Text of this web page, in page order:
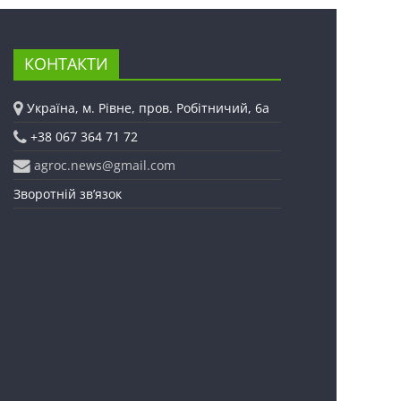
КОНТАКТИ
Україна, м. Рівне, пров. Робітничий, 6а
+38 067 364 71 72
agroc.news@gmail.com
Зворотній зв’язок